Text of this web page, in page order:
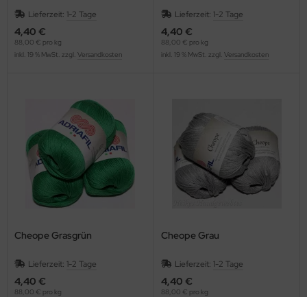
Lieferzeit: 1-2 Tage
4,40 €
88,00 € pro kg
inkl. 19 % MwSt. zzgl. Versandkosten
Lieferzeit: 1-2 Tage
4,40 €
88,00 € pro kg
inkl. 19 % MwSt. zzgl. Versandkosten
Cheope Grasgrün
Lieferzeit: 1-2 Tage
4,40 €
88,00 € pro kg
Cheope Grau
Lieferzeit: 1-2 Tage
4,40 €
88,00 € pro kg